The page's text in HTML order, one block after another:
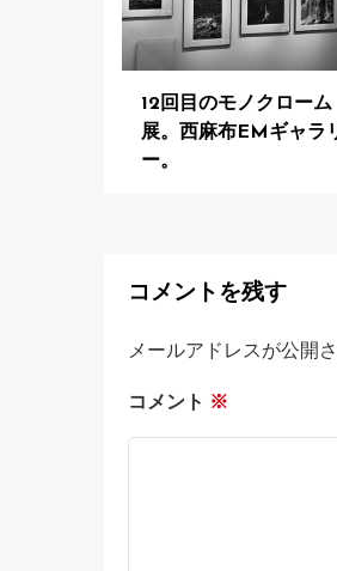
ン
12回目のモノクローム
展。西麻布EMギャラ
ー。
コメントを残す
メールアドレスが公開
コメント ※